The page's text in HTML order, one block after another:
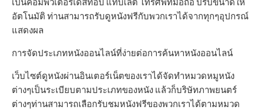
อัตโนมัติ ท่านสามารถรับดูหนังฟรีกับพวกเราได้จากทุกๆอุปกรณ์
แสดงผล
การจัดประเภทหนังออนไลน์ที่ง่ายต่อการค้นหาหนังออนไลน์
เว็บไซต์ดูหนังผ่านอินเตอร์เน็ตของเราได้จัดทำหมวดหมูหนัง
ต่างๆเป็นระเบียบตามประเภทของหนัง แล้วก็บริษัทภาพยนตร์
ต่างๆท่านสามารถเลือกรับชมหนังฟรีของพวกเราได้ตามหมวด